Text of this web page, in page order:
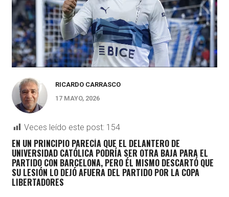
RICARDO CARRASCO
17 MAYO, 2026
Veces leído este post: 154
EN UN PRINCIPIO PARECÍA QUE EL DELANTERO DE
UNIVERSIDAD CATÓLICA PODRÍA SER OTRA BAJA PARA EL
PARTIDO CON BARCELONA, PERO ÉL MISMO DESCARTÓ QUE
SU LESIÓN LO DEJÓ AFUERA DEL PARTIDO POR LA COPA
LIBERTADORES